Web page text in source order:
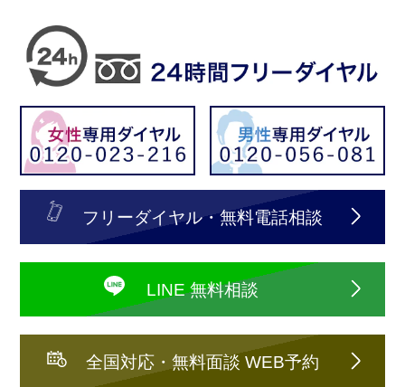
フリーダイヤル・無料電話相談
LINE 無料相談
全国対応・無料面談 WEB予約